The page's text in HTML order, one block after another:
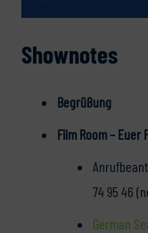
Shownotes
Begrüßung
Film Room – Euer
74 95 46
German